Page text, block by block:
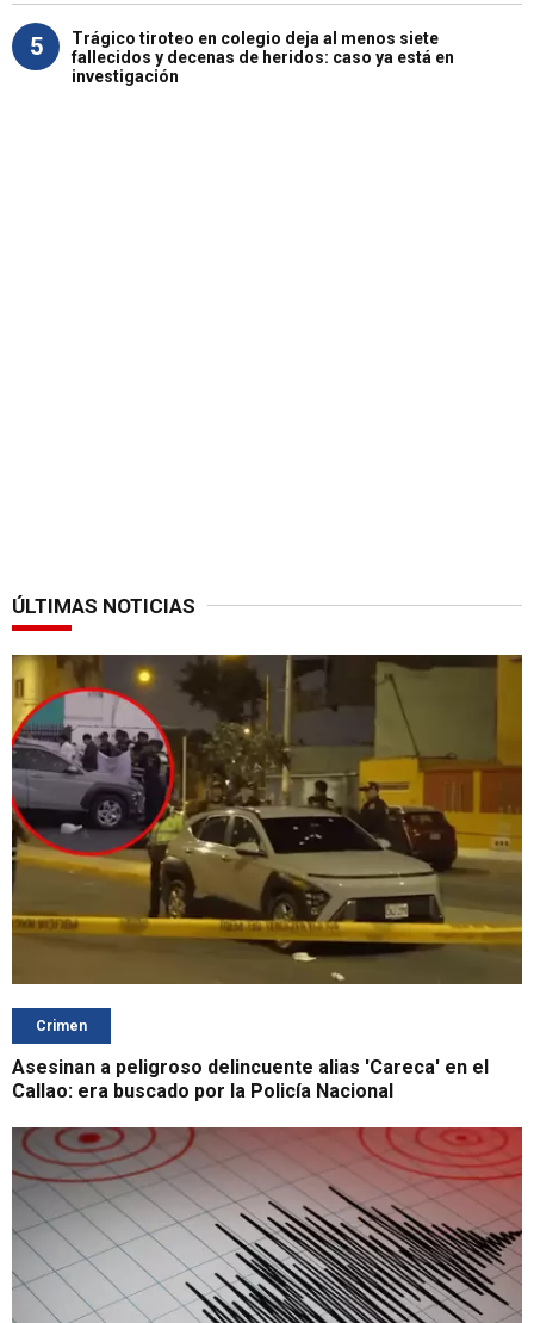
5
Trágico tiroteo en colegio deja al menos siete
fallecidos y decenas de heridos: caso ya está en
investigación
ÚLTIMAS NOTICIAS
Crimen
Asesinan a peligroso delincuente alias 'Careca' en el
Callao: era buscado por la Policía Nacional